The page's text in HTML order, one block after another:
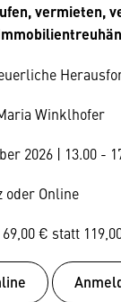
vermieten,
Winklhofer
2026 | 13.00 -
oder Online
€ statt